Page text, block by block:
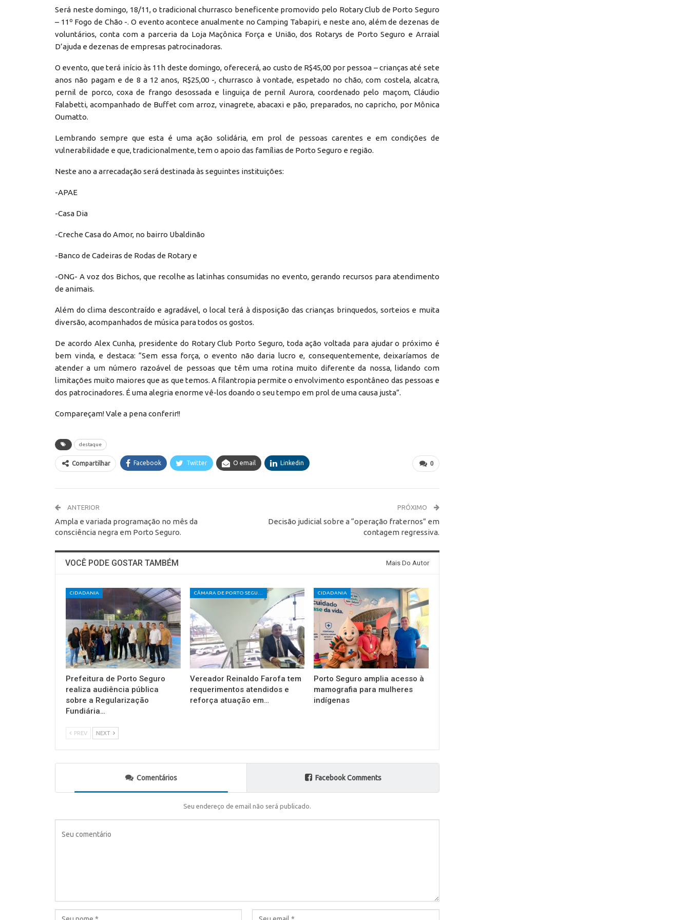
Será neste domingo, 18/11, o tradicional churrasco beneficente promovido pelo Rotary Club de Porto Seguro
– 11º Fogo de Chão -. O evento acontece anualmente no Camping Tabapiri, e neste ano, além de dezenas de
voluntários, conta com a parceria da Loja Maçônica Força e União, dos Rotarys de Porto Seguro e Arraial
D’ajuda e dezenas de empresas patrocinadoras.
O evento, que terá início às 11h deste domingo, oferecerá, ao custo de R$45,00 por pessoa – crianças até sete
anos não pagam e de 8 a 12 anos, R$25,00 -, churrasco à vontade, espetado no chão, com costela, alcatra,
pernil de porco, coxa de frango desossada e linguiça de pernil Aurora, coordenado pelo maçom, Cláudio
Falabetti, acompanhado de Buffet com arroz, vinagrete, abacaxi e pão, preparados, no capricho, por Mônica
Oumatto.
Lembrando sempre que esta é uma ação solidária, em prol de pessoas carentes e em condições de
vulnerabilidade e que, tradicionalmente, tem o apoio das famílias de Porto Seguro e região.
Neste ano a arrecadação será destinada às seguintes instituições:
-APAE
-Casa Dia
-Creche Casa do Amor, no bairro Ubaldinão
-Banco de Cadeiras de Rodas de Rotary e
-ONG- A voz dos Bichos, que recolhe as latinhas consumidas no evento, gerando recursos para atendimento
de animais.
Além do clima descontraído e agradável, o local terá à disposição das crianças brinquedos, sorteios e muita
diversão, acompanhados de música para todos os gostos.
De acordo Alex Cunha, presidente do Rotary Club Porto Seguro, toda ação voltada para ajudar o próximo é
bem vinda, e destaca: “Sem essa força, o evento não daria lucro e, consequentemente, deixaríamos de
atender a um número razoável de pessoas que têm uma rotina muito diferente da nossa, lidando com
limitações muito maiores que as que temos. A filantropia permite o envolvimento espontâneo das pessoas e
dos patrocinadores. É uma alegria enorme vê-los doando o seu tempo em prol de uma causa justa”.
Compareçam! Vale a pena conferir!!
destaque
0
Compartilhar Facebook Twitter O email Linkedin
ANTERIOR
Ampla e variada programação no mês da
consciência negra em Porto Seguro.
PRÓXIMO
Decisão judicial sobre a “operação fraternos” em
contagem regressiva.
VOCÊ PODE GOSTAR TAMBÉM Mais Do Autor
CIDADANIA
Prefeitura de Porto Seguro
realiza audiência pública
sobre a Regularização
Fundiária…
Vereador Reinaldo Farofa tem
requerimentos atendidos e
reforça atuação em…
CIDADANIA
Porto Seguro amplia acesso à
mamografia para mulheres
indígenas
PREV NEXT
Comentários Facebook Comments
Seu endereço de email não será publicado.